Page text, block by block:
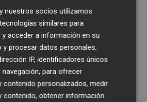
este sentido, ha recordado
aerolínea prevé conseguir
ya queespera transportar
pasajeros a través de sus
en el aeropuerto de
supone un crecimiento del
nuestros socios utilizamos
similares para
y acceder a información en su
y procesar datos personales,
IP, identificadores únicos
navegación, para ofrecer
contenido personalizados, medir
contenido, obtener información